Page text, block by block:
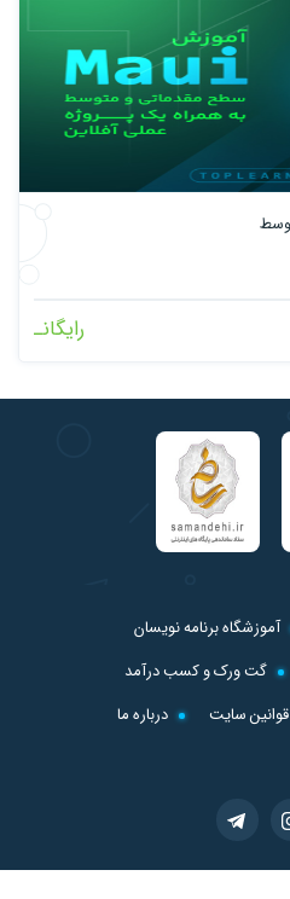
رایگانـ
آموزشگاه برنامه نویسان
گت ورک و کسب درآمد
قوانین سایت
درباره ما